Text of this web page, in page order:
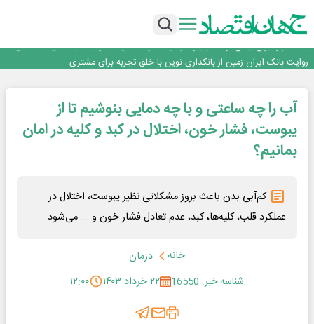
اجرای برنامه تحول بانک با تمرکز بر منابع پایدار، درآمدهای کارمزدی و بازسازی اعتماد
داد
روایت بانک ایران زمین از بانکداری نوین با خلق تجربه برای مشتری
سرپرست اداره کل روابط عمومی بیمه مرکزی منصوب شد
اجرای برنامه تحول بانک با تمرکز بر منابع پایدار، درآمدهای کارمزدی و بازسازی اعتماد
مشتریان
بانک مهر ایران بیش از ۷۰ میلیارد تومان به برنامه‌های مسئولیت اجتماعی اختصاص
آب را چه ساعتی و با چه دمایی بنوشیم تا از
یبوست، فشار خون، اختلال در کبد و کلیه در امان
بمانیم؟
کم‌آبی بدن باعث بروز مشکلاتی نظیر یبوست، اختلال در
عملکرد قلب، کلیه‌ها، کبد، عدم تعادل فشار خون و ... می‌شود.
خانه
درمان
شناسه خبر: 16550
۲۲ خرداد ۱۴۰۳ ۱۲:۰۰